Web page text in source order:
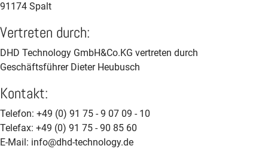
91174 Spalt
Vertreten durch:
DHD Technology GmbH&Co.KG vertreten durch
Geschäftsführer Dieter Heubusch
Kontakt:
Telefon: +49 (0) 91 75 - 9 07 09 - 10
Telefax: +49 (0) 91 75 - 90 85 60
E-Mail: info@dhd-technology.de